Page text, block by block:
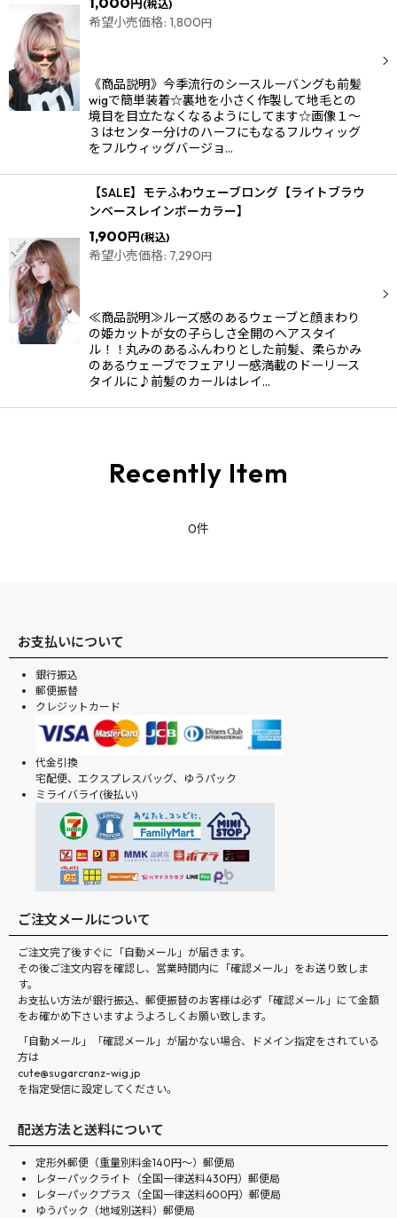
円 (税込)
希望小売価格: 1,800円
《商品説明》今季流行のシースルーバングも前髪
wigで簡単装着☆裏地を小さく作製して地毛との
境目を目立たなくなるようにしてます☆画像１〜
３はセンター分けのハーフにもなるフルウィッグ
をフルウィッグバージョ…
【SALE】モテふわウェーブロング【ライトブラウ
ンベースレインボーカラー】
1,900円(税込)
希望小売価格: 7,290円
≪商品説明≫ルーズ感のあるウェーブと顔まわり
の姫カットが女の子らしさ全開のヘアスタイ
ル！！丸みのあるふんわりとした前髪、柔らかみ
のあるウェーブでフェアリー感満載のドーリース
タイルに♪前髪のカールはレイ…
Recently Item
0件
お支払いについて
銀行振込
郵便振替
クレジットカード
代金引換
宅配便、エクスプレスバッグ、ゆうパック
ミライバライ(後払い)
ご注文メールについて
ご注文完了後すぐに「自動メール」が届きます。
その後ご注文内容を確認し、営業時間内に「確認メール」をお送り致しま
す。
お支払い方法が銀行振込、郵便振替のお客様は必ず「確認メール」にて金額
をお確かめ下さいますようよろしくお願い致します。
「自動メール」「確認メール」が届かない場合、ドメイン指定をされている
方は
cute@sugarcranz-wig.jp
を指定受信に設定してください。
配送方法と送料について
定形外郵便（重量別料金140円〜）郵便局
レターパックライト（全国一律送料430円）郵便局
レターパックプラス（全国一律送料600円）郵便局
ゆうパック（地域別送料）郵便局